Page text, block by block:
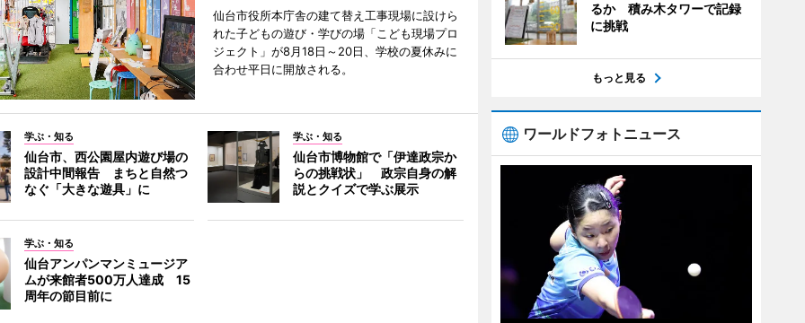
仙台市役所本庁舎の建て替え工事現場に設けら
れた子どもの遊び・学びの場「こども現場プロ
ジェクト」が8月18日～20日、学校の夏休みに
合わせ平日に開放される。
学ぶ・知る
仙台市、西公園屋内遊び場の
設計中間報告 まちと自然つ
なぐ「大きな遊具」に
学ぶ・知る
仙台市博物館で「伊達政宗か
らの挑戦状」 政宗自身の解
説とクイズで学ぶ展示
学ぶ・知る
仙台アンパンマンミュージア
ムが来館者500万人達成 15
周年の節目前に
るか 積み木タワーで記録
に挑戦
もっと見る
ワールドフォトニュース